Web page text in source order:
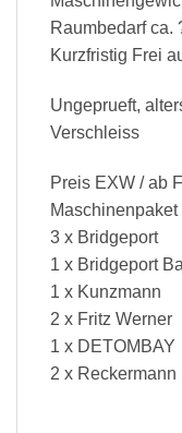
Raumbedarf ca.
Kurzfristig Frei
Ungeprueft,
Verschleiss
Preis EXW / ab
Maschinenpaket
3 x Bridgeport
1 x Bridgeport
1 x Kunzmann
2 x Fritz Werner
1 x DETOMBAY
2 x Reckermann